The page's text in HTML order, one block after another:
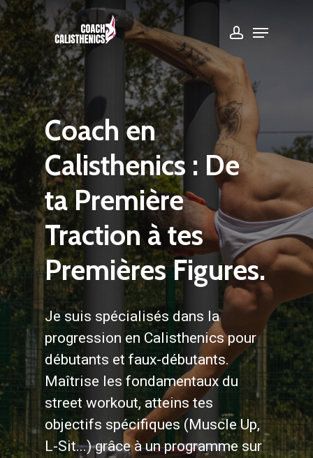
Skip
to
main
content
account
Menu
Coach en
Calisthenics : De
taPremière
Traction àtes
Premières Figures.
Je suis spécialisés dans la
progression en Calisthenics pour
débutants et faux-débutants.
Maîtrise les fondamentaux du
street workout, atteins tes
objectifs spécifiques (Muscle Up,
L-Sit...) grâce à un programme sur